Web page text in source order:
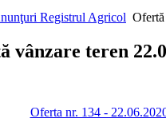
Registrul Agricol
vânzare teren
Oferta nr. 134 -